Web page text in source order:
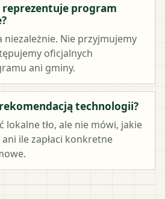
reprezentuje program
niezależnie. Nie przyjmujemy
oficjalnych
ani gminy.
rekomendacją technologii?
lokalne tło, ale nie mówi, jakie
ile zapłaci konkretne